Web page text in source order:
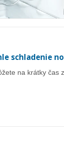
schladenie
na krátky